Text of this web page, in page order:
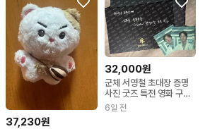
37,230원
32,000원
군체 서영철 초대장 증명
사진 굿즈 특전 영화 구교
환
6일 전